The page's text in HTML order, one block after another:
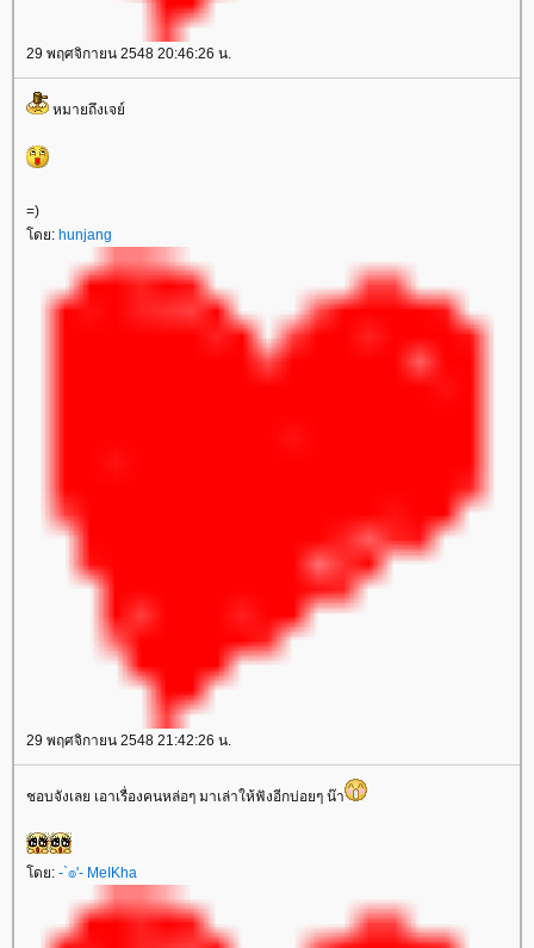
29 พฤศจิกายน 2548 20:46:26 น.
หมายถึงเจย์
=)
ดย: hunjang
29 พฤศจิกายน 2548 21:42:26 น.
ชอบจังเลย เอาเรื่องคนหล่อๆ มาเล่าให้ฟังอีกบ่อยๆ น๊า
ดย: -`๏'- MeIKha